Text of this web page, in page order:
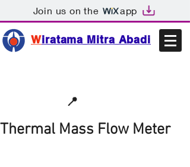
Join us on the app
Wiratama Mitra Abadi
📍
Thermal Mass Flow Meter